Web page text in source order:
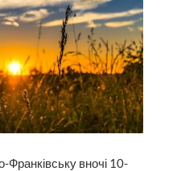
Франківську вночі 10-